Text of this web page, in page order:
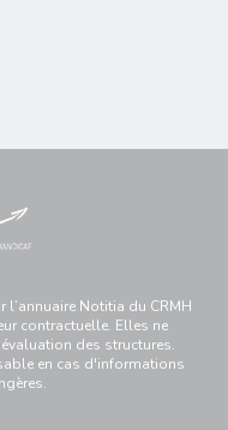
Notitia du CRMH
contractuelle. Elles ne
des structures.
en cas d'informations